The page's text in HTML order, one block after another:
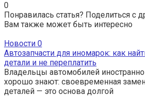
0
Понравилась статья? Поделиться с
Вам также может быть интересно
Новости 0
Автозапчасти для иномарок: как
детали и не переплатить
Владельцы автомобилей
хорошо знают: своевременная
деталей — это основа долгой